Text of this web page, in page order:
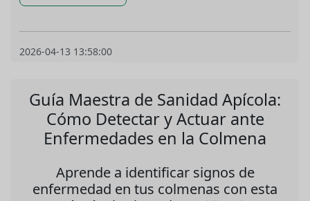
2026-04-13 13:58:00
Guía Maestra de Sanidad Apícola:
Cómo Detectar y Actuar ante
Enfermedades en la Colmena
Aprende a identificar signos de
enfermedad en tus colmenas con esta